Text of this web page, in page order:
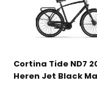
Cortina Tide ND7
Heren Jet Black